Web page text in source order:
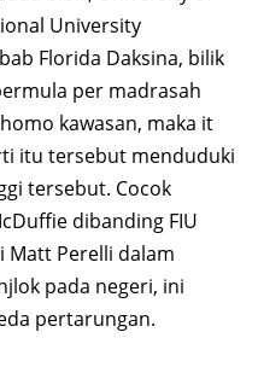
University
Florida Daksina, bilik
per madrasah
kawasan, maka it
itu tersebut menduduki
tersebut. Cocok
dibanding FIU
Matt Perelli dalam
pada negeri, ini
pertarungan.